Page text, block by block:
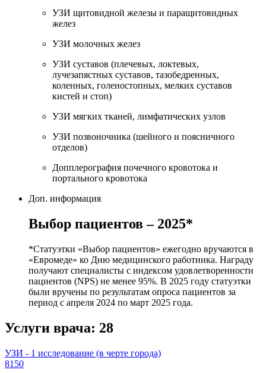
УЗИ щитовидной железы и паращитовидных
желез
УЗИ молочных желез
УЗИ суставов (плечевых, локтевых,
лучезапястных суставов, тазобедренных,
коленных, голеностопных, мелких суставов
кистей и стоп)
УЗИ мягких тканей, лимфатических узлов
УЗИ позвоночника (шейного и поясничного
отделов)
Допплерография почечного кровотока и
портального кровотока
Доп. информация
Выбор пациентов – 2025*
*Статуэтки «Выбор пациентов» ежегодно вручаются в
«Евромеде» ко Дню медицинского работника. Награду
получают специалисты с индексом удовлетворенности
пациентов (NPS) не менее 95%. В 2025 году статуэтки
были вручены по результатам опроса пациентов за
период с апреля 2024 по март 2025 года.
Услуги врача: 28
УЗИ - 1 исследование (в черте города)
8150